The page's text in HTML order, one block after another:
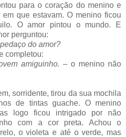
para o coração do menino e
que estavam. O menino ficou
O amor pintou o mundo. E
perguntou:
do amor?
completou:
amiguinho. – o menino não
sorridente, tirou da sua mochila
de tintas guache. O menino
logo ficou intrigado por não
com a cor preta. Achou o
o violeta e até o verde, mas